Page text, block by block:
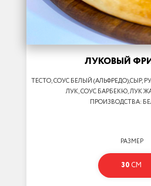
ЛУКОВЫЙ
ТЕСТО, СОУС БЕЛЫЙ (АЛЬФРЕДО),СЫР,
ЛУК, СОУС БАРБЕКЮ, ЛУК
ПРОИЗВОДСТВА:
РАЗМЕР
30 СМ